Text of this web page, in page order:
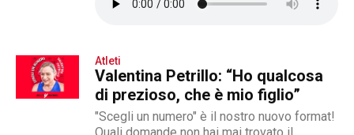
Atleti
Valentina Petrillo: “Ho qualcosa
di prezioso, che è mio figlio”
"Scegli un numero" è il nostro nuovo format!